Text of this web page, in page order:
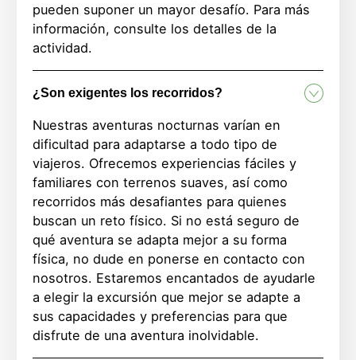
pueden suponer un mayor desafío. Para más
información, consulte los detalles de la
actividad.
¿Son exigentes los recorridos?
Nuestras aventuras nocturnas varían en
dificultad para adaptarse a todo tipo de
viajeros. Ofrecemos experiencias fáciles y
familiares con terrenos suaves, así como
recorridos más desafiantes para quienes
buscan un reto físico. Si no está seguro de
qué aventura se adapta mejor a su forma
física, no dude en ponerse en contacto con
nosotros. Estaremos encantados de ayudarle
a elegir la excursión que mejor se adapte a
sus capacidades y preferencias para que
disfrute de una aventura inolvidable.